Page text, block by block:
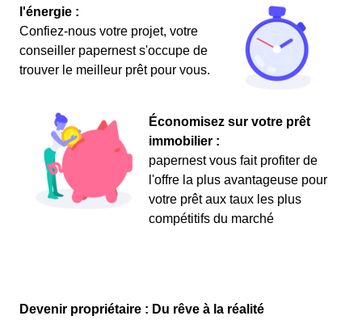
l'énergie :
Confiez-nous votre projet, votre
conseiller papernest s'occupe de
trouver le meilleur prêt pour vous.
Économisez sur votre prêt
immobilier :
papernest vous fait profiter de
l'offre la plus avantageuse pour
votre prêt aux taux les plus
compétitifs du marché
Devenir propriétaire : Du rêve à la réalité